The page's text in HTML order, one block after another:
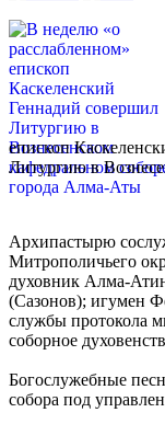
епископ
Литургию в
Архипастырю
Митрополичьего
духовник Алма-
(Сазонов); игумен
службы протокола
соборное
Богослужебные
собора под